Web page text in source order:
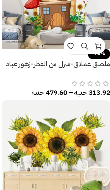
-24%
ملصق عملاق-منزل من الفطر-زهور عباد
313.92جنيه–
479.60جنيه